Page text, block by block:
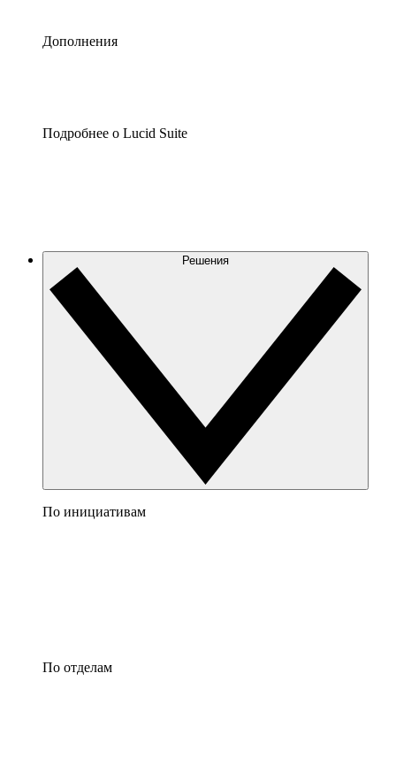
Дополнения
Подробнее о Lucid Suite
Решения
По инициативам
По отделам